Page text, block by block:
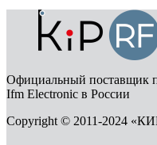
Официальный поставщик
Ifm Electronic в России
Copyright © 2011-2024